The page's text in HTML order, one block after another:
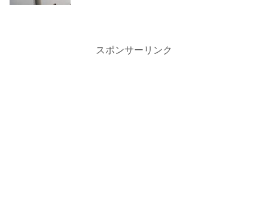
スポンサーリンク